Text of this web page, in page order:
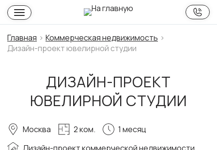
Главная
Коммерческая недвижимость
Дизайн-проект ювелирной студии
ДИЗАЙН-ПРОЕКТ
ЮВЕЛИРНОЙ СТУДИИ
Москва 2 ком.
1 месяц